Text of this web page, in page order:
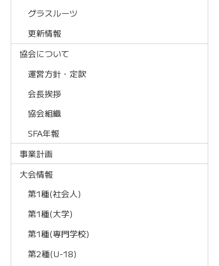
グラスルーツ
更新情報
協会について
運営方針・定款
会長挨拶
協会組織
SFA年報
事業計画
大会情報
第1種(社会人)
第1種(大学)
第1種(専門学校)
第2種(U-18)